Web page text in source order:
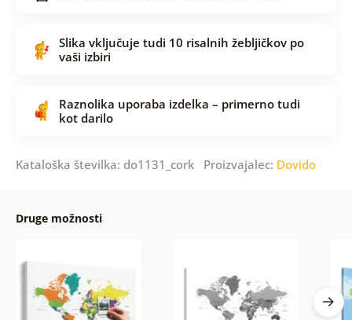
Slika vključuje tudi 10 risalnih žebljičkov po
vaši izbiri
Raznolika uporaba izdelka – primerno tudi
kot darilo
Kataloška številka: do1131_cork Proizvajalec: Dovido
Druge možnosti